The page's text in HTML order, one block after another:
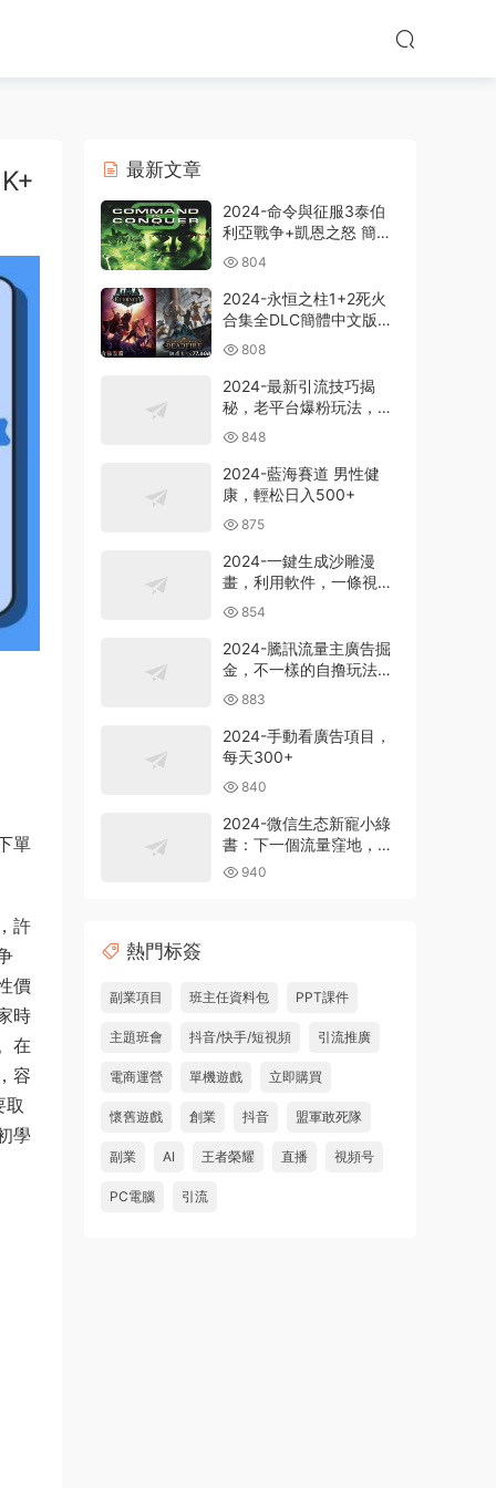
單
許
價
時
在
容
取
學
最新文章
2024-命令與征服3泰伯
利亞戰争+凱恩之怒 簡體
中文版電腦PC單機RPG遊
戲即時戰略+支持
win7/win8/win10/win11
804
2024-永恒之柱1+2死火
合集全DLC簡體中文版電
腦PC單機RPG遊戲
808
2024-最新引流技巧揭
秘，老平台爆粉玩法，單
人單号日引300+創業
粉，作品可直接被百度收
錄
848
2024-藍海賽道 男性健
康，輕松日入500+
875
2024-一鍵生成沙雕漫
畫，利用軟件，一條視頻
播放12W+，單日變現
1000+
854
2024-騰訊流量主廣告掘
金，不一樣的自撸玩法，
日賺500-1000+，無設備
要求
883
2024-手動看廣告項目，
每天300+
840
2024-微信生态新寵小綠
書：下一個流量窪地，粉
絲質量超高，日引
940
熱門标簽
副業項目 班主任資料包 PPT課件
主題班會 抖音/快手/短視頻 引流推廣
電商運營 單機遊戲 立即購買
懷舊遊戲 創業 抖音 盟軍敢死隊
副業 AI 王者榮耀 直播 視頻号
PC電腦 引流